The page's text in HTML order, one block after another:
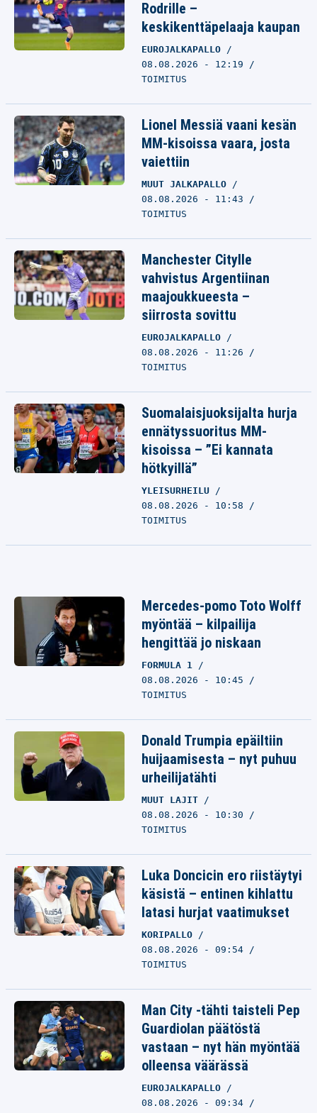
Rodrille –
keskikenttäpelaaja kaupan
EUROJALKAPALLO
08.08.2026 - 12:19
TOIMITUS
Lionel Messiä vaani kesän
MM-kisoissa vaara, josta
vaiettiin
MUUT JALKAPALLO
08.08.2026 - 11:43
TOIMITUS
Manchester Citylle
vahvistus Argentiinan
maajoukkueesta –
siirrosta sovittu
EUROJALKAPALLO
08.08.2026 - 11:26
TOIMITUS
Suomalaisjuoksijalta hurja
ennätyssuoritus MM-
kisoissa – ”Ei kannata
hötkyillä”
YLEISURHEILU
08.08.2026 - 10:58
TOIMITUS
Mercedes-pomo Toto Wolff
myöntää – kilpailija
hengittää jo niskaan
FORMULA 1
08.08.2026 - 10:45
TOIMITUS
Donald Trumpia epäiltiin
huijaamisesta – nyt puhuu
urheilijatähti
MUUT LAJIT
08.08.2026 - 10:30
TOIMITUS
Luka Doncicin ero riistäytyi
käsistä – entinen kihlattu
latasi hurjat vaatimukset
KORIPALLO
08.08.2026 - 09:54
TOIMITUS
Man City -tähti taisteli Pep
Guardiolan päätöstä
vastaan – nyt hän myöntää
olleensa väärässä
EUROJALKAPALLO
08.08.2026 - 09:34